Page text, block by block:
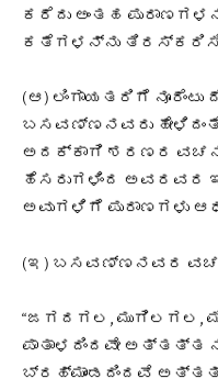
ಕರೆದು ಅಂತಹ
ಕತೆಗಳನ್ನು
(ಆ) ಲಿಂಗಾಯತರಿಗೆ
ಬಸವಣ್ಣನವರು ಹೇಳಿದಂತೆ
ಅದಕ್ಕಾಗಿ ಶರಣರ
ಹೆಸರುಗಳಿಂದ ಅವರವರ
ಅವುಗಳಿಗೆ ಪುರಾಣಗಳು
(ಇ) ಬಸವಣ್ಣನವರ ವಚನ
“ಜಗದಗಲ,
ಪಾತಾಳದಿಂದವೇ
ಬ್ರಹ್ಮಾಂಡದಿಂದವೆ